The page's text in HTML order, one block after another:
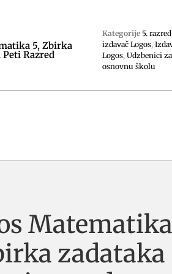
5, Zbirka
Peti Razred
Kategorije 5. razred
izdavač Logos,
Logos, Udzbenici za
osnovnu školu
Matematika
zadataka